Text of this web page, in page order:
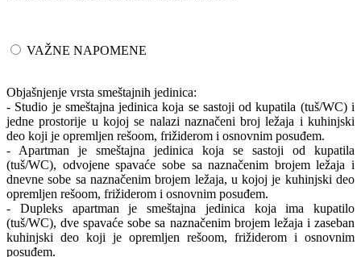
VAŽNE NAPOMENE
Objašnjenje vrsta smeštajnih jedinica:
- Studio je smeštajna jedinica koja se sastoji od kupatila (tuš/WC) i
jedne prostorije u kojoj se nalazi naznačeni broj ležaja i kuhinjski
deo koji je opremljen rešoom, frižiderom i osnovnim posuđem.
- Apartman je smeštajna jedinica koja se sastoji od kupatila
(tuš/WC), odvojene spavaće sobe sa naznačenim brojem ležaja i
dnevne sobe sa naznačenim brojem ležaja, u kojoj je kuhinjski deo
opremljen rešoom, frižiderom i osnovnim posuđem.
- Dupleks apartman je smeštajna jedinica koja ima kupatilo
(tuš/WC), dve spavaće sobe sa naznačenim brojem ležaja i zaseban
kuhinjski deo koji je opremljen rešoom, frižiderom i osnovnim
posuđem.